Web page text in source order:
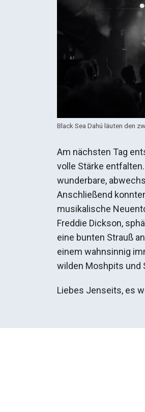
Black Sea Dahú läuten den
Am nächsten Tag
volle Stärke
wunderbare,
Anschließend
musikalische
Freddie Dickson,
eine bunten Strauß
einem wahnsinnig
wilden Moshpits und
Liebes Jenseits, es